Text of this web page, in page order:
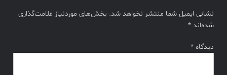
نشانی ایمیل شما منتشر نخواهد شد. بخش‌های موردنیاز علامت‌گذاری
شده‌اند*
دیدگاه*